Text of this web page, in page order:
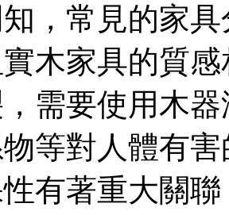
，常見的家
木家具的質
需要使用木
等對人體有
有著重大關